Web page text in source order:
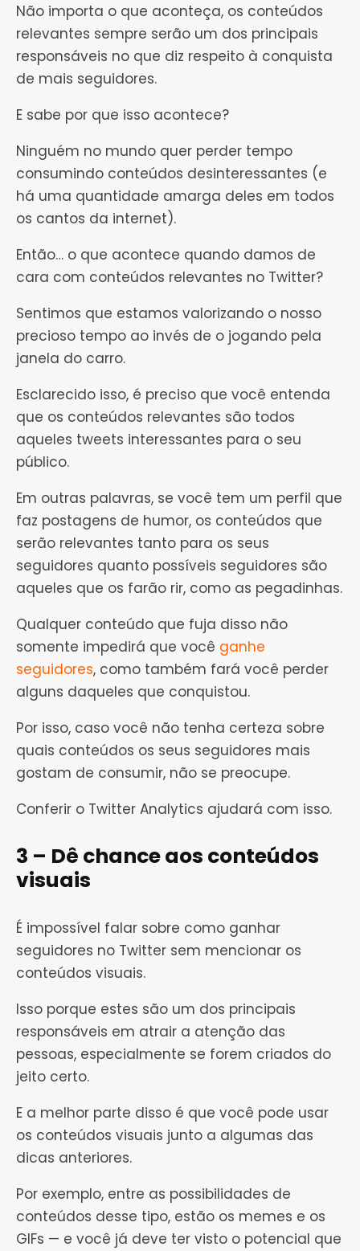
Não importa o que aconteça, os conteúdos
relevantes sempre serão um dos principais
responsáveis no que diz respeito à conquista
de mais seguidores.
E sabe por que isso acontece?
Ninguém no mundo quer perder tempo
consumindo conteúdos desinteressantes (e
há uma quantidade amarga deles em todos
os cantos da internet).
Então… o que acontece quando damos de
cara com conteúdos relevantes no Twitter?
Sentimos que estamos valorizando o nosso
precioso tempo ao invés de o jogando pela
janela do carro.
Esclarecido isso, é preciso que você entenda
que os conteúdos relevantes são todos
aqueles tweets interessantes para o seu
público.
Em outras palavras, se você tem um perfil que
faz postagens de humor, os conteúdos que
serão relevantes tanto para os seus
seguidores quanto possíveis seguidores são
aqueles que os farão rir, como as pegadinhas.
Qualquer conteúdo que fuja disso não
somente impedirá que você ganhe
seguidores, como também fará você perder
alguns daqueles que conquistou.
Por isso, caso você não tenha certeza sobre
quais conteúdos os seus seguidores mais
gostam de consumir, não se preocupe.
Conferir o Twitter Analytics ajudará com isso.
3 – Dê chance aos conteúdos
visuais
É impossível falar sobre como ganhar
seguidores no Twitter sem mencionar os
conteúdos visuais.
Isso porque estes são um dos principais
responsáveis em atrair a atenção das
pessoas, especialmente se forem criados do
jeito certo.
E a melhor parte disso é que você pode usar
os conteúdos visuais junto a algumas das
dicas anteriores.
Por exemplo, entre as possibilidades de
conteúdos desse tipo, estão os memes e os
GIFs — e você já deve ter visto o potencial que